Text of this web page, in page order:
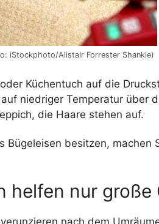
iStockphoto/Alistair Forrester Shankie)
Küchentuch auf die
niedriger Temperatur über
die Haare stehen auf.
Bügeleisen besitzen, machen
helfen nur große